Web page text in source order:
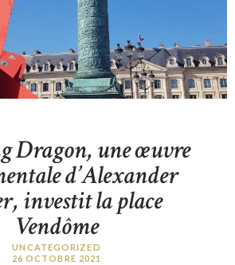
Dragon, une œuvre
d’Alexander
investit la place
Vendôme
UNCATEGORIZED
26 OCTOBRE 2021